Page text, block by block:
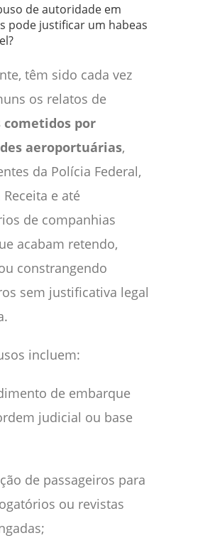
de autoridade em
pode justificar um habeas
têm sido cada vez
os relatos de
cometidos por
aeroportuárias,
da Polícia Federal,
e até
de companhias
acabam retendo,
constrangendo
sem justificativa legal
incluem:
de embarque
judicial ou base
de passageiros para
ou revistas